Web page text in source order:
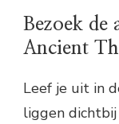
Bezoek de
Ancient
Leef je uit in
liggen